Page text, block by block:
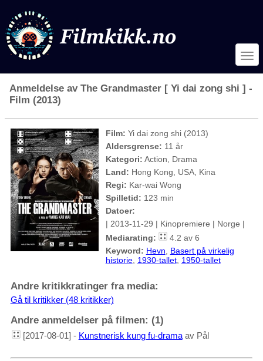
Anmeldelse av The Grandmaster [ Yi dai zong shi ] -
Film (2013)
Film: Yi dai zong shi (2013)
Aldersgrense: 11 år
Kategori: Action, Drama
Land: Hong Kong, USA, Kina
Regi: Kar-wai Wong
Spilletid: 123 min
Datoer:
| 2013-11-29 | Kinopremiere | Norge |
Mediarating:
4.2 av 6
Keyword: Hevn
Basert på virkelig
historie, 1930-tallet, 1950-tallet
Andre kritikkratinger fra media:
Gå til kritikker (48 kritikker)
Andre anmeldelser på filmen: (1)
[2017-08-01] - Kunstnerisk kung fu-dramaav Pål